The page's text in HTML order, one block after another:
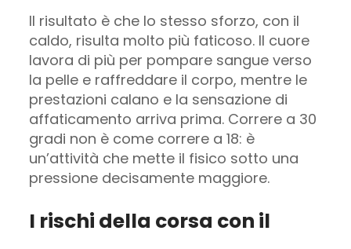
Il risultato è che lo stesso sforzo, con il
caldo, risulta molto più faticoso. Il cuore
lavora di più per pompare sangue verso
la pelle e raffreddare il corpo, mentre le
prestazioni calano e la sensazione di
affaticamento arriva prima. Correre a 30
gradi non è come correre a 18: è
un’attività che mette il fisico sotto una
pressione decisamente maggiore.
I rischi della corsa con il